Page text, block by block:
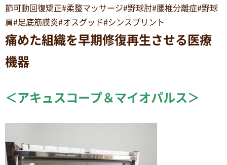
節可動回復矯正#柔整マッサージ#野球肘#腰椎分離症#野球
肩#足底筋膜炎#オスグッド#シンスプリント
痛めた組織を早期修復再生させる医療
機器
＜アキュスコープ＆マイオパルス＞